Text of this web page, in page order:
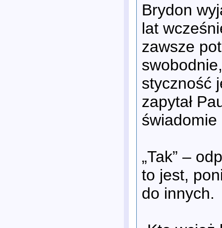
Brydon
lat
zawsze
styczność
zapytał
„Tak” –
to jest,
do innych.